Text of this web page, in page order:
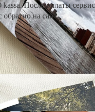
После оплаты сервис
обратно на сайт.
портфолио